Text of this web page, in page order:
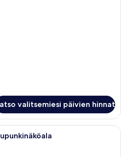
valitsemiesi päivien hinnat
Kompakti oleskelutila, jossa on pieni